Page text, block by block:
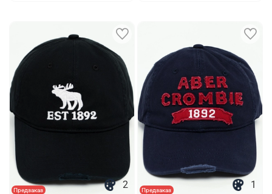
Предзаказ 2 Предзаказ 1